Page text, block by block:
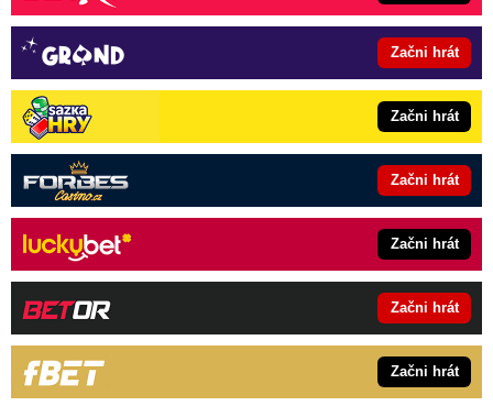
Začni hrát
Začni hrát
Začni hrát
Začni hrát
Začni hrát
Začni hrát